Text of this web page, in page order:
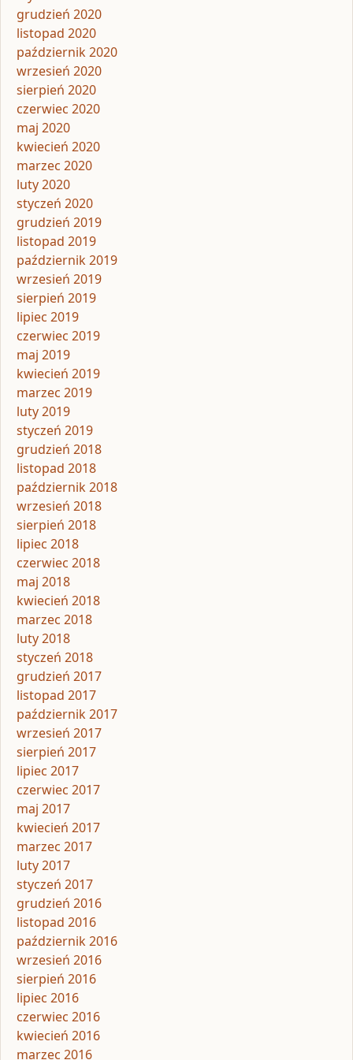
grudzień 2020
listopad 2020
październik 2020
wrzesień 2020
sierpień 2020
czerwiec 2020
maj 2020
kwiecień 2020
marzec 2020
luty 2020
styczeń 2020
grudzień 2019
listopad 2019
październik 2019
wrzesień 2019
sierpień 2019
lipiec 2019
czerwiec 2019
maj 2019
kwiecień 2019
marzec 2019
luty 2019
styczeń 2019
grudzień 2018
listopad 2018
październik 2018
wrzesień 2018
sierpień 2018
lipiec 2018
czerwiec 2018
maj 2018
kwiecień 2018
marzec 2018
luty 2018
styczeń 2018
grudzień 2017
listopad 2017
październik 2017
wrzesień 2017
sierpień 2017
lipiec 2017
czerwiec 2017
maj 2017
kwiecień 2017
marzec 2017
luty 2017
styczeń 2017
grudzień 2016
listopad 2016
październik 2016
wrzesień 2016
sierpień 2016
lipiec 2016
czerwiec 2016
kwiecień 2016
marzec 2016